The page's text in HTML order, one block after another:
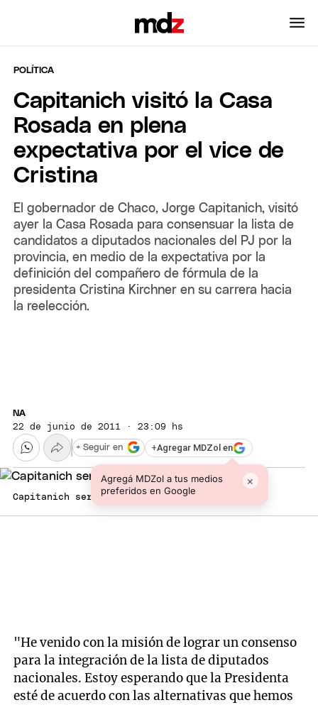
POLÍTICA
Capitanich visitó la Casa
Rosada en plena
expectativa por el vice de
Cristina
El gobernador de Chaco, Jorge Capitanich, visitó
ayer la Casa Rosada para consensuar la lista de
candidatos a diputados nacionales del PJ por la
provincia, en medio de la expectativa por la
definición del compañero de fórmula de la
presidenta Cristina Kirchner en su carrera hacia
la reelección.
NA
22 de junio de 2011 · 23:09 hs
+Agregar MDZol en
Agregá MDZol a tus medios
preferidos en Google
×
+ Seguir en
Capitanich sería el elegido. Foto: NA
"He venido con la misión de lograr un consenso
para la integración de la lista de diputados
nacionales. Estoy esperando que la Presidenta
esté de acuerdo con las alternativas que hemos